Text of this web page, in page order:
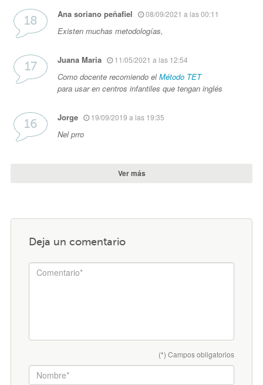
Ana soriano peñafiel 08/09/2021 a las 00:11
Existen muchas metodologías,
Juana Maria 11/05/2021 a las 12:54
Como docente recomiendo elMétodo TET
para usar en centros infantiles que tengan inglés
Jorge 19/09/2019 a las 19:35
Nel prro
Ver más
Deja un comentario
(*) Campos obligatorios